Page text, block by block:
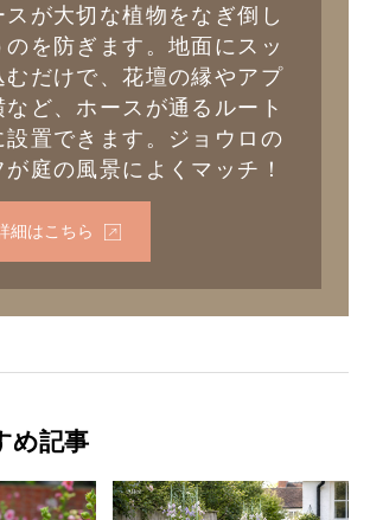
スが大切な植物をなぎ倒し
のを防ぎます。地面にスッ
むだけで、花壇の縁やアプ
など、ホースが通るルート
設置できます。ジョウロの
が庭の風景によくマッチ！
細はこちら
め記事